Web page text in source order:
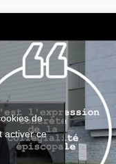
de
activer ce